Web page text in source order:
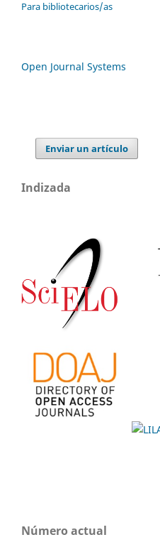
Para bibliotecarios/as
Open Journal Systems
Enviar un artículo
Indizada
Número actual